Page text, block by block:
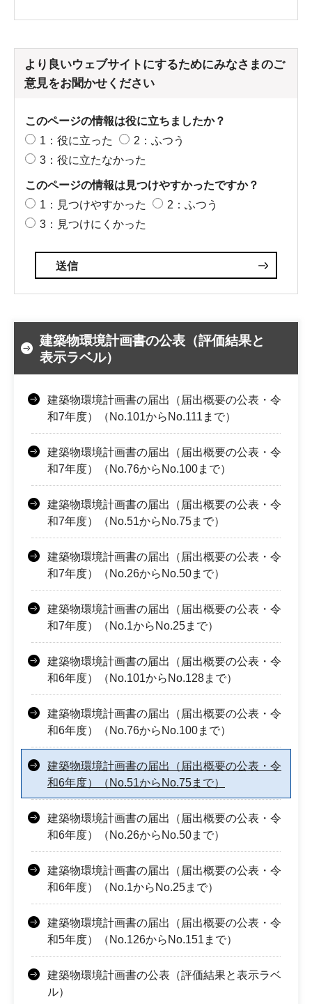
より良いウェブサイトにするためにみなさまのご
意見をお聞かせください
このページの情報は役に立ちましたか？
1：役に立った
2：ふつう
3：役に立たなかった
このページの情報は見つけやすかったですか？
1：見つけやすかった
2：ふつう
3：見つけにくかった
建築物環境計画書の公表（評価結果と
表示ラベル）
建築物環境計画書の届出（届出概要の公表・令
和7年度）（No.101からNo.111まで）
建築物環境計画書の届出（届出概要の公表・令
和7年度）（No.76からNo.100まで）
建築物環境計画書の届出（届出概要の公表・令
和7年度）（No.51からNo.75まで）
建築物環境計画書の届出（届出概要の公表・令
和7年度）（No.26からNo.50まで）
建築物環境計画書の届出（届出概要の公表・令
和7年度）（No.1からNo.25まで）
建築物環境計画書の届出（届出概要の公表・令
和6年度）（No.101からNo.128まで）
建築物環境計画書の届出（届出概要の公表・令
和6年度）（No.76からNo.100まで）
建築物環境計画書の届出（届出概要の公表・令
和6年度）（No.51からNo.75まで）
建築物環境計画書の届出（届出概要の公表・令
和6年度）（No.26からNo.50まで）
建築物環境計画書の届出（届出概要の公表・令
和6年度）（No.1からNo.25まで）
建築物環境計画書の届出（届出概要の公表・令
和5年度）（No.126からNo.151まで）
建築物環境計画書の公表（評価結果と表示ラベ
ル）